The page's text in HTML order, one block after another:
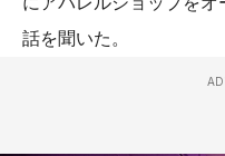
話を聞いた。